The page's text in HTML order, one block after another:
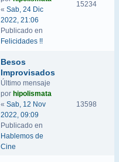
« Sab, 24 Dic
2022, 21:06
Publicado en
Felicidades !!
15234
Besos
Improvisados
Último mensaje
por hipolismata
« Sab, 12 Nov
2022, 09:09
Publicado en
Hablemos de
Cine
13598